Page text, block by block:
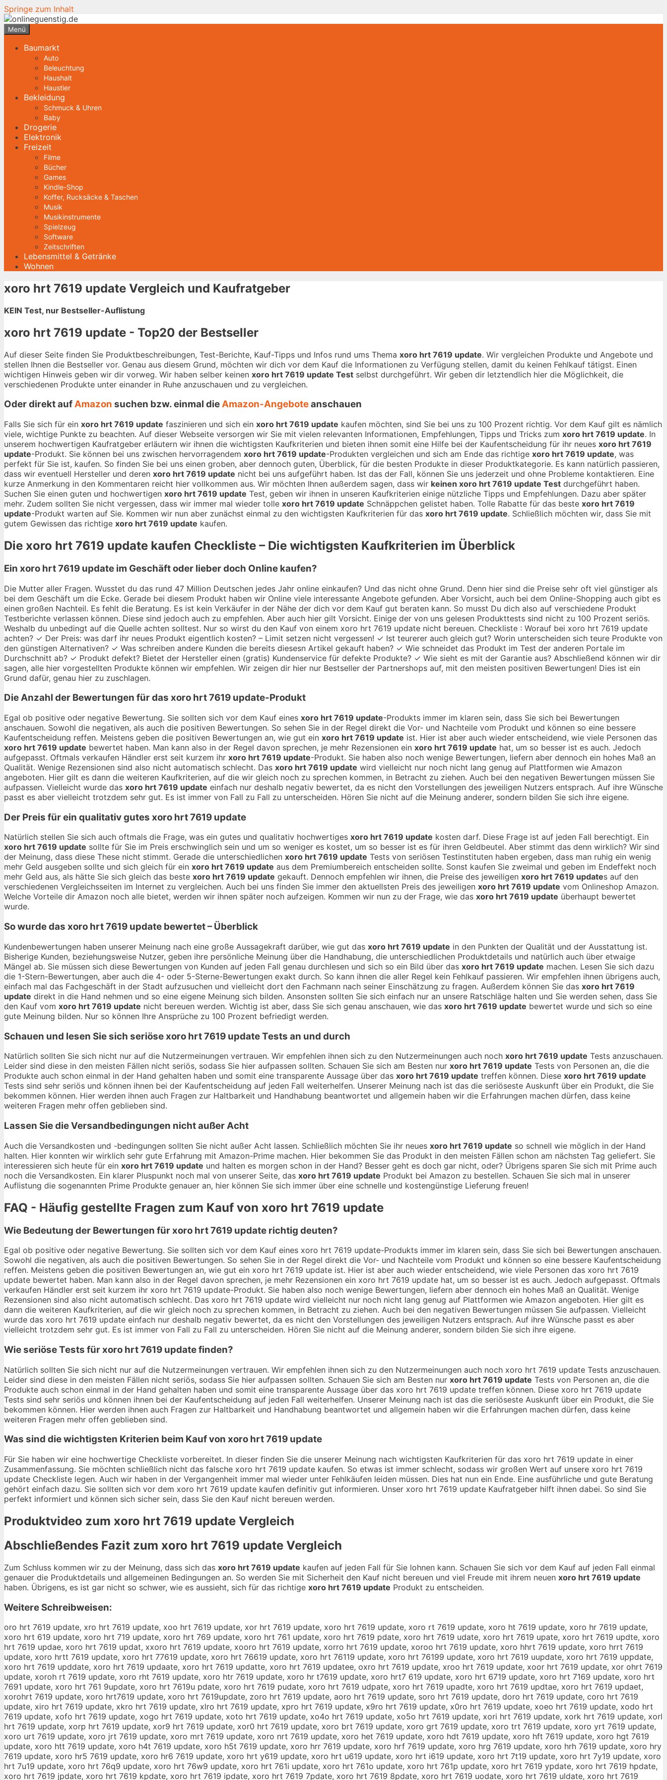
Springe zum Inhalt
Menü
Baumarkt
Auto
Beleuchtung
Haushalt
Haustier
Bekleidung
Schmuck & Uhren
Baby
Drogerie
Elektronik
Freizeit
Filme
Bücher
Games
Kindle-Shop
Koffer, Rucksäcke & Taschen
Musik
Musikinstrumente
Spielzeug
Software
Zeitschriften
Lebensmittel & Getränke
Wohnen
xoro hrt 7619 update Vergleich und Kaufratgeber
KEIN Test, nur Bestseller-Auflistung
xoro hrt 7619 update - Top20 der Bestseller
Auf dieser Seite finden Sie Produktbeschreibungen, Test-Berichte, Kauf-Tipps und Infos rund ums Thema xoro hrt 7619 update. Wir vergleichen Produkte und Angebote und
stellen Ihnen die Bestseller vor. Genau aus diesem Grund, möchten wir dich vor dem Kauf die Informationen zu Verfügung stellen, damit du keinen Fehlkauf tätigst. Einen
wichtigen Hinweis geben wir dir vorweg. Wir haben selber keinen xoro hrt 7619 update Test selbst durchgeführt. Wir geben dir letztendlich hier die Möglichkeit, die
verschiedenen Produkte unter einander in Ruhe anzuschauen und zu vergleichen.
Oder direkt aufAmazon suchen bzw. einmal dieAmazon-Angeboteanschauen
Falls Sie sich für ein xoro hrt 7619 update faszinieren und sich ein xoro hrt 7619 update kaufen möchten, sind Sie bei uns zu 100 Prozent richtig. Vor dem Kauf gilt es nämlich
viele, wichtige Punkte zu beachten. Auf dieser Webseite versorgen wir Sie mit vielen relevanten Informationen, Empfehlungen, Tipps und Tricks zum xoro hrt 7619 update. In
unserem hochwertigen Kaufratgeber erläutern wir ihnen die wichtigsten Kaufkriterien und bieten ihnen somit eine Hilfe bei der Kaufentscheidung für ihr neues xoro hrt 7619
update-Produkt. Sie können bei uns zwischen hervorragendem xoro hrt 7619 update-Produkten vergleichen und sich am Ende das richtige xoro hrt 7619 update, was
perfekt für Sie ist, kaufen. So finden Sie bei uns einen groben, aber dennoch guten, Überblick, für die besten Produkte in dieser Produktkategorie. Es kann natürlich passieren,
dass wir eventuell Hersteller und deren xoro hrt 7619 update nicht bei uns aufgeführt haben. Ist das der Fall, können Sie uns jederzeit und ohne Probleme kontaktieren. Eine
kurze Anmerkung in den Kommentaren reicht hier vollkommen aus. Wir möchten Ihnen außerdem sagen, dass wir keinen xoro hrt 7619 update Test durchgeführt haben.
Suchen Sie einen guten und hochwertigen xoro hrt 7619 update Test, geben wir ihnen in unseren Kaufkriterien einige nützliche Tipps und Empfehlungen. Dazu aber später
mehr. Zudem sollten Sie nicht vergessen, dass wir immer mal wieder tolle xoro hrt 7619 update Schnäppchen gelistet haben. Tolle Rabatte für das beste xoro hrt 7619
update-Produkt warten auf Sie. Kommen wir nun aber zunächst einmal zu den wichtigsten Kaufkriterien für das xoro hrt 7619 update. Schließlich möchten wir, dass Sie mit
gutem Gewissen das richtige xoro hrt 7619 update kaufen.
Die xoro hrt 7619 update kaufen Checkliste – Die wichtigsten Kaufkriterien im Überblick
Ein xoro hrt 7619 update im Geschäft oder lieber doch Online kaufen?
Die Mutter aller Fragen. Wusstet du das rund 47 Million Deutschen jedes Jahr online einkaufen? Und das nicht ohne Grund. Denn hier sind die Preise sehr oft viel günstiger als
bei dem Geschäft um die Ecke. Gerade bei diesem Produkt haben wir Online viele interessante Angebote gefunden. Aber Vorsicht, auch bei dem Online-Shopping auch gibt es
einen großen Nachteil. Es fehlt die Beratung. Es ist kein Verkäufer in der Nähe der dich vor dem Kauf gut beraten kann. So musst Du dich also auf verschiedene Produkt
Testberichte verlassen können. Diese sind jedoch auch zu empfehlen. Aber auch hier gilt Vorsicht. Einige der von uns gelesen Produkttests sind nicht zu 100 Prozent seriös.
Weshalb du unbedingt auf die Quelle achten solltest. Nur so wirst du den Kauf von einem xoro hrt 7619 update nicht bereuen. Checkliste : Worauf bei xoro hrt 7619 update
achten? ✓ Der Preis: was darf ihr neues Produkt eigentlich kosten? – Limit setzen nicht vergessen! ✓ Ist teurerer auch gleich gut? Worin unterscheiden sich teure Produkte von
den günstigen Alternativen? ✓ Was schreiben andere Kunden die bereits diesesn Artikel gekauft haben? ✓ Wie schneidet das Produkt im Test der anderen Portale im
Durchschnitt ab? ✓ Produkt defekt? Bietet der Hersteller einen (gratis) Kundenservice für defekte Produkte? ✓ Wie sieht es mit der Garantie aus? Abschließend können wir dir
sagen, alle hier vorgestellten Produkte können wir empfehlen. Wir zeigen dir hier nur Bestseller der Partnershops auf, mit den meisten positiven Bewertungen! Dies ist ein
Grund dafür, genau hier zu zuschlagen.
Die Anzahl der Bewertungen für das xoro hrt 7619 update-Produkt
Egal ob positive oder negative Bewertung. Sie sollten sich vor dem Kauf eines xoro hrt 7619 update-Produkts immer im klaren sein, dass Sie sich bei Bewertungen
anschauen. Sowohl die negativen, als auch die positiven Bewertungen. So sehen Sie in der Regel direkt die Vor- und Nachteile vom Produkt und können so eine bessere
Kaufentscheidung reffen. Meistens geben die positiven Bewertungen an, wie gut ein xoro hrt 7619 update ist. Hier ist aber auch wieder entscheidend, wie viele Personen das
xoro hrt 7619 update bewertet haben. Man kann also in der Regel davon sprechen, je mehr Rezensionen ein xoro hrt 7619 update hat, um so besser ist es auch. Jedoch
aufgepasst. Oftmals verkaufen Händler erst seit kurzem ihr xoro hrt 7619 update-Produkt. Sie haben also noch wenige Bewertungen, liefern aber dennoch ein hohes Maß an
Qualität. Wenige Rezensionen sind also nicht automatisch schlecht. Das xoro hrt 7619 update wird vielleicht nur noch nicht lang genug auf Plattformen wie Amazon
angeboten. Hier gilt es dann die weiteren Kaufkriterien, auf die wir gleich noch zu sprechen kommen, in Betracht zu ziehen. Auch bei den negativen Bewertungen müssen Sie
aufpassen. Vielleicht wurde das xoro hrt 7619 update einfach nur deshalb negativ bewertet, da es nicht den Vorstellungen des jeweiligen Nutzers entsprach. Auf ihre Wünsche
passt es aber vielleicht trotzdem sehr gut. Es ist immer von Fall zu Fall zu unterscheiden. Hören Sie nicht auf die Meinung anderer, sondern bilden Sie sich ihre eigene.
Der Preis für ein qualitativ gutes xoro hrt 7619 update
Natürlich stellen Sie sich auch oftmals die Frage, was ein gutes und qualitativ hochwertiges xoro hrt 7619 update kosten darf. Diese Frage ist auf jeden Fall berechtigt. Ein
xoro hrt 7619 update sollte für Sie im Preis erschwinglich sein und um so weniger es kostet, um so besser ist es für ihren Geldbeutel. Aber stimmt das denn wirklich? Wir sind
der Meinung, dass diese These nicht stimmt. Gerade die unterschiedlichen xoro hrt 7619 update Tests von seriösen Testinstituten haben ergeben, dass man ruhig ein wenig
mehr Geld ausgeben sollte und sich gleich für ein xoro hrt 7619 update aus dem Premiumbereich entscheiden sollte. Sonst kaufen Sie zweimal und geben im Endeffekt noch
mehr Geld aus, als hätte Sie sich gleich das beste xoro hrt 7619 update gekauft. Dennoch empfehlen wir ihnen, die Preise des jeweiligen xoro hrt 7619 updates auf den
verschiedenen Vergleichsseiten im Internet zu vergleichen. Auch bei uns finden Sie immer den aktuellsten Preis des jeweiligen xoro hrt 7619 update vom Onlineshop Amazon.
Welche Vorteile dir Amazon noch alle bietet, werden wir ihnen später noch aufzeigen. Kommen wir nun zu der Frage, wie das xoro hrt 7619 update überhaupt bewertet
wurde.
So wurde das xoro hrt 7619 update bewertet – Überblick
Kundenbewertungen haben unserer Meinung nach eine große Aussagekraft darüber, wie gut das xoro hrt 7619 update in den Punkten der Qualität und der Ausstattung ist.
Bisherige Kunden, beziehungsweise Nutzer, geben ihre persönliche Meinung über die Handhabung, die unterschiedlichen Produktdetails und natürlich auch über etwaige
Mängel ab. Sie müssen sich diese Bewertungen von Kunden auf jeden Fall genau durchlesen und sich so ein Bild über das xoro hrt 7619 update machen. Lesen Sie sich dazu
die 1-Stern-Bewertungen, aber auch die 4- oder 5-Sterne-Bewertungen exakt durch. So kann ihnen die aller Regel kein Fehlkauf passieren. Wir empfehlen ihnen übrigens auch,
einfach mal das Fachgeschäft in der Stadt aufzusuchen und vielleicht dort den Fachmann nach seiner Einschätzung zu fragen. Außerdem können Sie das xoro hrt 7619
update direkt in die Hand nehmen und so eine eigene Meinung sich bilden. Ansonsten sollten Sie sich einfach nur an unsere Ratschläge halten und Sie werden sehen, dass Sie
den Kauf vom xoro hrt 7619 update nicht bereuen werden. Wichtig ist aber, dass Sie sich genau anschauen, wie das xoro hrt 7619 update bewertet wurde und sich so eine
gute Meinung bilden. Nur so können Ihre Ansprüche zu 100 Prozent befriedigt werden.
Schauen und lesen Sie sich seriösexoro hrt 7619 updateTests an und durch
Natürlich sollten Sie sich nicht nur auf die Nutzermeinungen vertrauen. Wir empfehlen ihnen sich zu den Nutzermeinungen auch noch xoro hrt 7619 update Tests anzuschauen.
Leider sind diese in den meisten Fällen nicht seriös, sodass Sie hier aufpassen sollten. Schauen Sie sich am Besten nur xoro hrt 7619 update Tests von Personen an, die die
Produkte auch schon einmal in der Hand gehalten haben und somit eine transparente Aussage über das xoro hrt 7619 update treffen können. Diese xoro hrt 7619 update
Tests sind sehr seriös und können ihnen bei der Kaufentscheidung auf jeden Fall weiterhelfen. Unserer Meinung nach ist das die seriöseste Auskunft über ein Produkt, die Sie
bekommen können. Hier werden ihnen auch Fragen zur Haltbarkeit und Handhabung beantwortet und allgemein haben wir die Erfahrungen machen dürfen, dass keine
weiteren Fragen mehr offen geblieben sind.
Lassen Sie die Versandbedingungen nicht außer Acht
Auch die Versandkosten und -bedingungen sollten Sie nicht außer Acht lassen. Schließlich möchten Sie ihr neues xoro hrt 7619 update so schnell wie möglich in der Hand
halten. Hier konnten wir wirklich sehr gute Erfahrung mit Amazon-Prime machen. Hier bekommen Sie das Produkt in den meisten Fällen schon am nächsten Tag geliefert. Sie
interessieren sich heute für ein xoro hrt 7619 update und halten es morgen schon in der Hand? Besser geht es doch gar nicht, oder? Übrigens sparen Sie sich mit Prime auch
noch die Versandkosten. Ein klarer Pluspunkt noch mal von unserer Seite, das xoro hrt 7619 update Produkt bei Amazon zu bestellen. Schauen Sie sich mal in unserer
Auflistung die sogenannten Prime Produkte genauer an, hier können Sie sich immer über eine schnelle und kostengünstige Lieferung freuen!
FAQ - Häufig gestellte Fragen zum Kauf von xoro hrt 7619 update
Wie Bedeutung der Bewertungen für xoro hrt 7619 update richtig deuten?
Egal ob positive oder negative Bewertung. Sie sollten sich vor dem Kauf eines xoro hrt 7619 update-Produkts immer im klaren sein, dass Sie sich bei Bewertungen anschauen.
Sowohl die negativen, als auch die positiven Bewertungen. So sehen Sie in der Regel direkt die Vor- und Nachteile vom Produkt und können so eine bessere Kaufentscheidung
reffen. Meistens geben die positiven Bewertungen an, wie gut ein xoro hrt 7619 update ist. Hier ist aber auch wieder entscheidend, wie viele Personen das xoro hrt 7619
update bewertet haben. Man kann also in der Regel davon sprechen, je mehr Rezensionen ein xoro hrt 7619 update hat, um so besser ist es auch. Jedoch aufgepasst. Oftmals
verkaufen Händler erst seit kurzem ihr xoro hrt 7619 update-Produkt. Sie haben also noch wenige Bewertungen, liefern aber dennoch ein hohes Maß an Qualität. Wenige
Rezensionen sind also nicht automatisch schlecht. Das xoro hrt 7619 update wird vielleicht nur noch nicht lang genug auf Plattformen wie Amazon angeboten. Hier gilt es
dann die weiteren Kaufkriterien, auf die wir gleich noch zu sprechen kommen, in Betracht zu ziehen. Auch bei den negativen Bewertungen müssen Sie aufpassen. Vielleicht
wurde das xoro hrt 7619 update einfach nur deshalb negativ bewertet, da es nicht den Vorstellungen des jeweiligen Nutzers entsprach. Auf ihre Wünsche passt es aber
vielleicht trotzdem sehr gut. Es ist immer von Fall zu Fall zu unterscheiden. Hören Sie nicht auf die Meinung anderer, sondern bilden Sie sich ihre eigene.
Wie seriöse Tests für xoro hrt 7619 update finden?
Natürlich sollten Sie sich nicht nur auf die Nutzermeinungen vertrauen. Wir empfehlen ihnen sich zu den Nutzermeinungen auch noch xoro hrt 7619 update Tests anzuschauen.
Leider sind diese in den meisten Fällen nicht seriös, sodass Sie hier aufpassen sollten. Schauen Sie sich am Besten nur xoro hrt 7619 update Tests von Personen an, die die
Produkte auch schon einmal in der Hand gehalten haben und somit eine transparente Aussage über das xoro hrt 7619 update treffen können. Diese xoro hrt 7619 update
Tests sind sehr seriös und können ihnen bei der Kaufentscheidung auf jeden Fall weiterhelfen. Unserer Meinung nach ist das die seriöseste Auskunft über ein Produkt, die Sie
bekommen können. Hier werden ihnen auch Fragen zur Haltbarkeit und Handhabung beantwortet und allgemein haben wir die Erfahrungen machen dürfen, dass keine
weiteren Fragen mehr offen geblieben sind.
Was sind die wichtigsten Kriterien beim Kauf von xoro hrt 7619 update
Für Sie haben wir eine hochwertige Checkliste vorbereitet. In dieser finden Sie die unserer Meinung nach wichtigsten Kaufkriterien für das xoro hrt 7619 update in einer
Zusammenfassung. Sie möchten schließlich nicht das falsche xoro hrt 7619 update kaufen. So etwas ist immer schlecht, sodass wir großen Wert auf unsere xoro hrt 7619
update Checkliste legen. Auch wir haben in der Vergangenheit immer mal wieder unter Fehlkäufen leiden müssen. Dies hat nun ein Ende. Eine ausführliche und gute Beratung
gehört einfach dazu. Sie sollten sich vor dem xoro hrt 7619 update kaufen definitiv gut informieren. Unser xoro hrt 7619 update Kaufratgeber hilft ihnen dabei. So sind Sie
perfekt informiert und können sich sicher sein, dass Sie den Kauf nicht bereuen werden.
Produktvideo zum xoro hrt 7619 update Vergleich
Abschließendes Fazit zum xoro hrt 7619 update Vergleich
Zum Schluss kommen wir zu der Meinung, dass sich das xoro hrt 7619 update kaufen auf jeden Fall für Sie lohnen kann. Schauen Sie sich vor dem Kauf auf jeden Fall einmal
genauer die Produktdetails und allgemeinen Bedingungen an. So werden Sie mit Sicherheit den Kauf nicht bereuen und viel Freude mit ihrem neuen xoro hrt 7619 update
haben. Übrigens, es ist gar nicht so schwer, wie es aussieht, sich für das richtige xoro hrt 7619 update Produkt zu entscheiden.
Weitere Schreibweisen:
oro hrt 7619 update, xro hrt 7619 update, xoo hrt 7619 update, xor hrt 7619 update, xoro hrt 7619 update, xoro rt 7619 update, xoro ht 7619 update, xoro hr 7619 update,
xoro hrt 619 update, xoro hrt 719 update, xoro hrt 769 update, xoro hrt 761 update, xoro hrt 7619 pdate, xoro hrt 7619 udate, xoro hrt 7619 upate, xoro hrt 7619 updte, xoro
hrt 7619 updae, xoro hrt 7619 updat, xxoro hrt 7619 update, xooro hrt 7619 update, xorro hrt 7619 update, xoroo hrt 7619 update, xoro hhrt 7619 update, xoro hrrt 7619
update, xoro hrtt 7619 update, xoro hrt 77619 update, xoro hrt 76619 update, xoro hrt 76119 update, xoro hrt 76199 update, xoro hrt 7619 uupdate, xoro hrt 7619 uppdate,
xoro hrt 7619 upddate, xoro hrt 7619 updaate, xoro hrt 7619 updatte, xoro hrt 7619 updatee, oxro hrt 7619 update, xroo hrt 7619 update, xoor hrt 7619 update, xor ohrt 7619
update, xoroh rt 7619 update, xoro rht 7619 update, xoro htr 7619 update, xoro hr t7619 update, xoro hrt7 619 update, xoro hrt 6719 update, xoro hrt 7169 update, xoro hrt
7691 update, xoro hrt 761 9update, xoro hrt 7619u pdate, xoro hrt 7619 pudate, xoro hrt 7619 udpate, xoro hrt 7619 upadte, xoro hrt 7619 updtae, xoro hrt 7619 updaet,
xorohrt 7619 update, xoro hrt7619 update, xoro hrt 7619update, zoro hrt 7619 update, aoro hrt 7619 update, soro hrt 7619 update, doro hrt 7619 update, coro hrt 7619
update, xiro hrt 7619 update, xkro hrt 7619 update, xlro hrt 7619 update, xpro hrt 7619 update, x9ro hrt 7619 update, x0ro hrt 7619 update, xoeo hrt 7619 update, xodo hrt
7619 update, xofo hrt 7619 update, xogo hrt 7619 update, xoto hrt 7619 update, xo4o hrt 7619 update, xo5o hrt 7619 update, xori hrt 7619 update, xork hrt 7619 update, xorl
hrt 7619 update, xorp hrt 7619 update, xor9 hrt 7619 update, xor0 hrt 7619 update, xoro brt 7619 update, xoro grt 7619 update, xoro trt 7619 update, xoro yrt 7619 update,
xoro urt 7619 update, xoro jrt 7619 update, xoro mrt 7619 update, xoro nrt 7619 update, xoro het 7619 update, xoro hdt 7619 update, xoro hft 7619 update, xoro hgt 7619
update, xoro htt 7619 update, xoro h4t 7619 update, xoro h5t 7619 update, xoro hrr 7619 update, xoro hrf 7619 update, xoro hrg 7619 update, xoro hrh 7619 update, xoro hry
7619 update, xoro hr5 7619 update, xoro hr6 7619 update, xoro hrt y619 update, xoro hrt u619 update, xoro hrt i619 update, xoro hrt 7t19 update, xoro hrt 7y19 update, xoro
hrt 7u19 update, xoro hrt 76q9 update, xoro hrt 76w9 update, xoro hrt 761i update, xoro hrt 761o update, xoro hrt 761p update, xoro hrt 7619 ypdate, xoro hrt 7619 hpdate,
xoro hrt 7619 jpdate, xoro hrt 7619 kpdate, xoro hrt 7619 ipdate, xoro hrt 7619 7pdate, xoro hrt 7619 8pdate, xoro hrt 7619 uodate, xoro hrt 7619 uldate, xoro hrt 7619